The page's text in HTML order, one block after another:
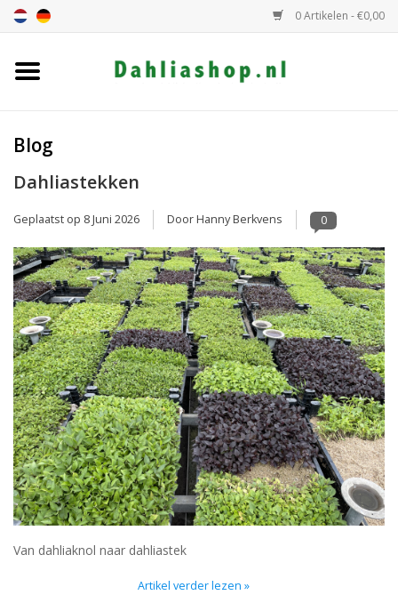
0 Artikelen - €0,00
Dahlia assortiment
Dahlia hoogte
Dahlia Groep
Cadeaubon
Algemeen
Blog
Blog
Dahliastekken
Geplaatst op 8 Juni 2026 Door Hanny Berkvens 0
Van dahliaknol naar dahliastek
Artikel verder lezen »